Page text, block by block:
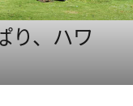
り、ハワ